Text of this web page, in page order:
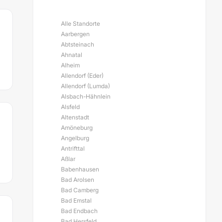
Alle Standorte
Aarbergen
Abtsteinach
Ahnatal
Alheim
Allendorf (Eder)
Allendorf (Lumda)
Alsbach-Hähnlein
Alsfeld
Altenstadt
Amöneburg
Angelburg
Antrifttal
Aßlar
Babenhausen
Bad Arolsen
Bad Camberg
Bad Emstal
Bad Endbach